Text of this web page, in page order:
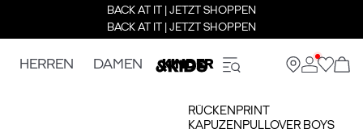
BACK AT IT | JETZT SHOPPEN
BACK AT IT | JETZT SHOPPEN
HERREN DAMEN KINDER
RÜCKENPRINT
KAPUZENPULLOVER BOYS